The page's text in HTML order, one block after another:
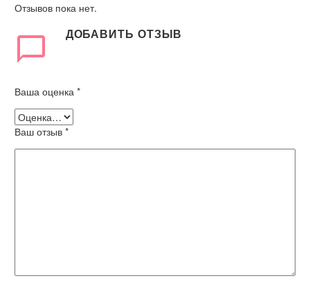
Отзывов пока нет.
ДОБАВИТЬ ОТЗЫВ
Ваша оценка *
Ваш отзыв *